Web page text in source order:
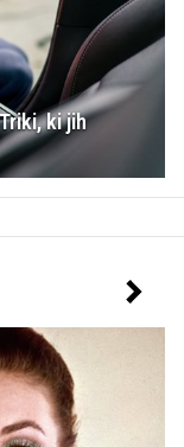
ki jih